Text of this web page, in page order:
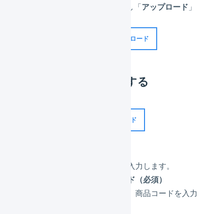
記のファイルを選択し「アップロード 」
ダウンロード
CSVファイルを作成する
ダウンロード
削除対象のアクションを入力します。
（商品マスタ）商品コード（必須）
削除対象の（商品マスタ）商品コードを入力